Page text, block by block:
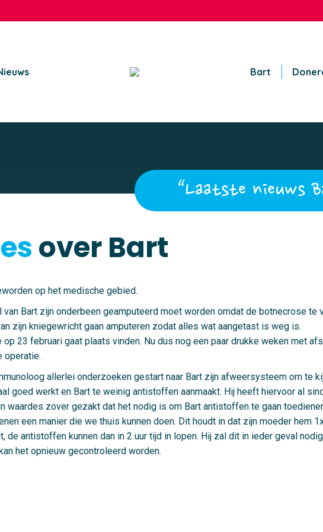
Bart
“Laatste nieuws
over Bart
op het medische gebied.
Bart zijn onderbeen geamputeerd moet worden omdat de botnecrose te
zijn kniegewricht gaan amputeren zodat alles wat aangetast is weg is.
23 februari gaat plaats vinden. Nu dus nog een paar drukke weken met
operatie.
allerlei onderzoeken gestart naar Bart zijn afweersysteem om te
goed werkt en Bart te weinig antistoffen aanmaakt. Hij heeft hiervoor al
waardes zover gezakt dat het nodig is om Bart antistoffen te gaan
een manier die we thuis kunnen doen. Dit houdt in dat zijn moeder hem
de antistoffen kunnen dan in 2 uur tijd in lopen. Hij zal dit in ieder geval
het opnieuw gecontroleerd worden.